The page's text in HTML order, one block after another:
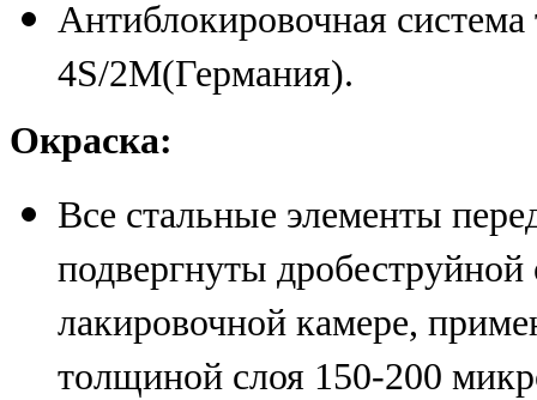
Антиблокировочная
4S/2M(Германия).
Окраска:
Все стальные элементы
подвергнуты дробеструйной
лакировочной камере,
толщиной слоя 150-200